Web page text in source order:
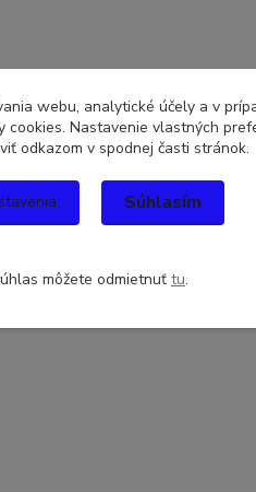
webu, analytické účely a v
cookies. Nastavenie vlastných
odkazom v spodnej časti stránok.
Súhlasím
môžete odmietnuť tu.